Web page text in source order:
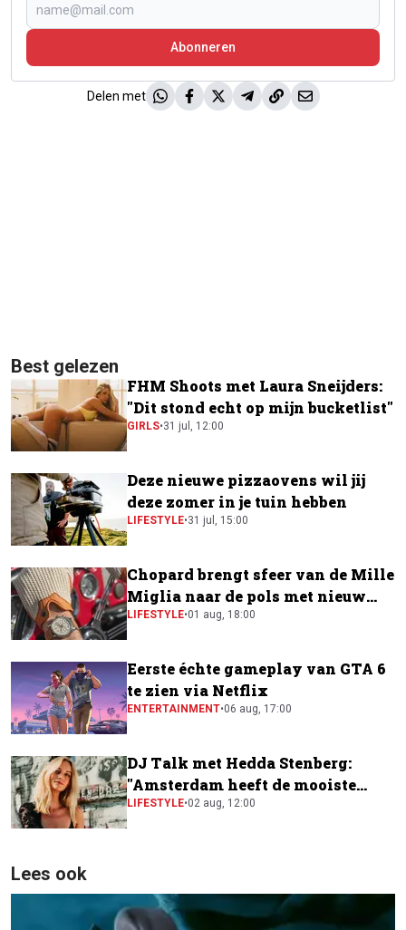
Abonneren
Delen met
Best gelezen
FHM Shoots met Laura Sneijders:
"Dit stond echt op mijn bucketlist"
GIRLS•31 jul, 12:00
Deze nieuwe pizzaovens wil jij
deze zomer in je tuin hebben
LIFESTYLE•31 jul, 15:00
Chopard brengt sfeer van de Mille
Miglia naar de pols met nieuw
horloge
LIFESTYLE•01 aug, 18:00
Eerste échte gameplay van GTA 6
te zien via Netflix
ENTERTAINMENT•06 aug, 17:00
DJ Talk met Hedda Stenberg:
"Amsterdam heeft de mooiste
festivalscene van Europa"
LIFESTYLE•02 aug, 12:00
Lees ook